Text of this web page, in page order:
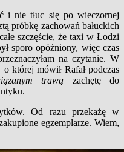
i nie tłuc się po wieczornej
próbkę zachowań bałuckich
szczęście, że taxi w Łodzi
sporo opóźniony, więc czas
na czytanie. W
o której mówił Rafał podczas
trawą zachętę do
Od razu przekażę w
egzemplarze. Wiem,